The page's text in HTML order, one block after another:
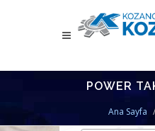
POWER
Ana Sayfa
PTO BULMA